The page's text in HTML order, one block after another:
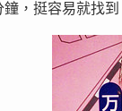
，挺容易就找到